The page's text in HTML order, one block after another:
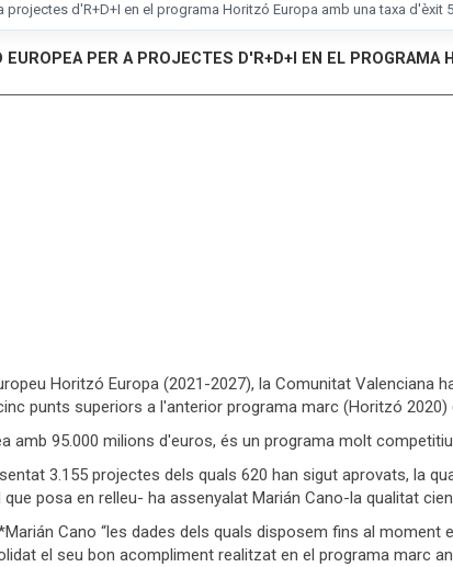
d'R+D+I en el programa Horitzó Europa amb una taxa
PER A PROJECTES D'R+D+I EN EL PROGRAMA
Horitzó Europa (2021-2027), la Comunitat Valenciana
punts superiors a l'anterior programa marc (Horitzó 2020)
amb 95.000 milions d'euros, és un programa molt
3.155 projectes dels quals 620 han sigut aprovats, la
posa en relleu- ha assenyalat Marián Cano-la qualitat
Cano “les dades dels quals disposem fins al
el seu bon acompliment realitzat en el programa marc